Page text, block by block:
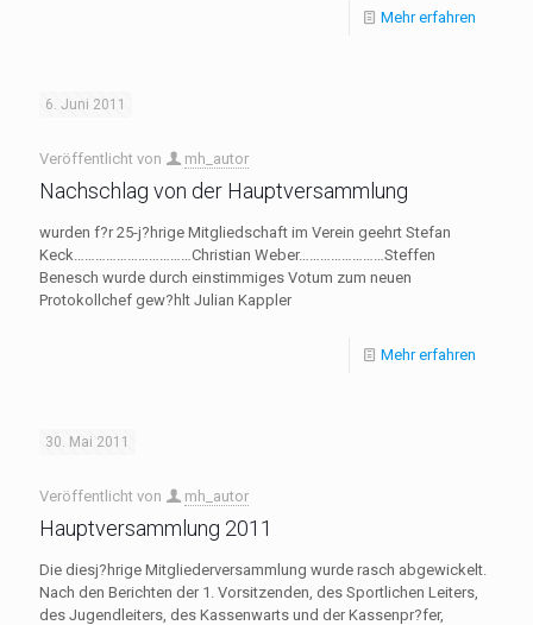
Mehr erfahren
6. Juni 2011
Veröffentlicht von mh_autor
Nachschlag von der Hauptversammlung
wurden f?r 25-j?hrige Mitgliedschaft im Verein geehrt Stefan
Keck……………………………Christian Weber……………………Steffen
Benesch wurde durch einstimmiges Votum zum neuen
Protokollchef gew?hlt Julian Kappler
Mehr erfahren
30. Mai 2011
Veröffentlicht von mh_autor
Hauptversammlung 2011
Die diesj?hrige Mitgliederversammlung wurde rasch abgewickelt.
Nach den Berichten der 1. Vorsitzenden, des Sportlichen Leiters,
des Jugendleiters, des Kassenwarts und der Kassenpr?fer,